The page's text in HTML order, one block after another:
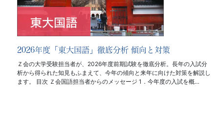
2026年度「東大国語」徹底分析 傾向と対策
Ｚ会の大学受験担当者が、2026年度前期試験を徹底分析。長年の入試分
析から得られた知見もふまえて、今年の傾向と来年に向けた対策を解説し
ます。 目次 Ｚ会国語担当者からのメッセージ 1．今年度の入試を概…